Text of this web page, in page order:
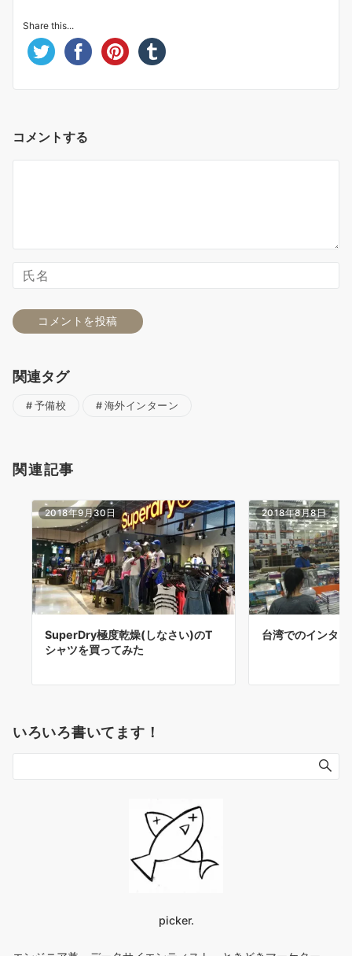
Share this...
コメントする
関連タグ
予備校 海外インターン
関連記事
2018年9月30日
SuperDry極度乾燥(しなさい)のT
シャツを買ってみた
2018年8月8日
台湾でのインタ
いろいろ書いてます！
picker.